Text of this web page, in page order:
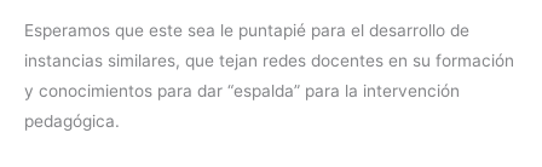
Esperamos que este sea le puntapié para el desarrollo de
instancias similares, que tejan redes docentes en su formación
y conocimientos para dar “espalda” para la intervención
pedagógica.